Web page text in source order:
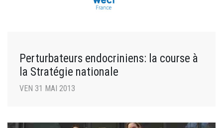
Perturbateurs endocriniens: la course à
la Stratégie nationale
VEN 31 MAI 2013